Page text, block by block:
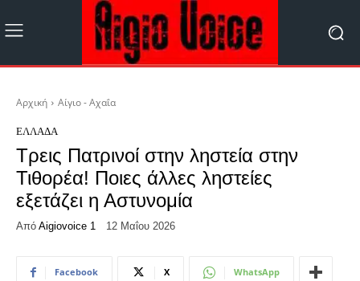
Αρχική Αίγιο - Αχαΐα
ΕΛΛΆΔΑ
Τρεις Πατρινοί στην ληστεία στην
Τιθορέα! Ποιες άλλες ληστείες
εξετάζει η Αστυνομία
Από Aigiovoice 1 12 Μαΐου 2026
Facebook X WhatsApp